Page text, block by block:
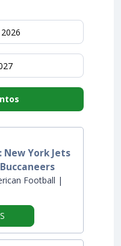
New York Jets
Football |